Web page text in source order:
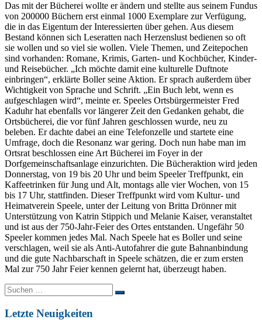
Das mit der Bücherei wollte er ändern und stellte aus seinem Fundus
von 200000 Büchern erst einmal 1000 Exemplare zur Verfügung,
die in das Eigentum der Interessierten über gehen. Aus diesem
Bestand können sich Leseratten nach Herzenslust bedienen so oft
sie wollen und so viel sie wollen. Viele Themen, und Zeitepochen
sind vorhanden: Romane, Krimis, Garten- und Kochbücher, Kinder-
und Reisebücher. „Ich möchte damit eine kulturelle Duftnote
einbringen“, erklärte Boller seine Aktion. Er sprach außerdem über
Wichtigkeit von Sprache und Schrift. „Ein Buch lebt, wenn es
aufgeschlagen wird“, meinte er. Speeles Ortsbürgermeister Fred
Kaduhr hat ebenfalls vor längerer Zeit den Gedanken gehabt, die
Ortsbücherei, die vor fünf Jahren geschlossen wurde, neu zu
beleben. Er dachte dabei an eine Telefonzelle und startete eine
Umfrage, doch die Resonanz war gering. Doch nun habe man im
Ortsrat beschlossen eine Art Bücherei im Foyer in der
Dorfgemeinschaftsanlage einzurichten. Die Bücheraktion wird jeden
Donnerstag, von 19 bis 20 Uhr und beim Speeler Treffpunkt, ein
Kaffeetrinken für Jung und Alt, montags alle vier Wochen, von 15
bis 17 Uhr, stattfinden. Dieser Treffpunkt wird vom Kultur- und
Heimatverein Speele, unter der Leitung von Britta Drönner mit
Unterstützung von Katrin Stippich und Melanie Kaiser, veranstaltet
und ist aus der 750-Jahr-Feier des Ortes entstanden. Ungefähr 50
Speeler kommen jedes Mal. Nach Speele hat es Boller und seine
verschlagen, weil sie als Anti-Autofahrer die gute Bahnanbindung
und die gute Nachbarschaft in Speele schätzen, die er zum ersten
Mal zur 750 Jahr Feier kennen gelernt hat, überzeugt haben.
Suchen
nach:
Letzte Neuigkeiten